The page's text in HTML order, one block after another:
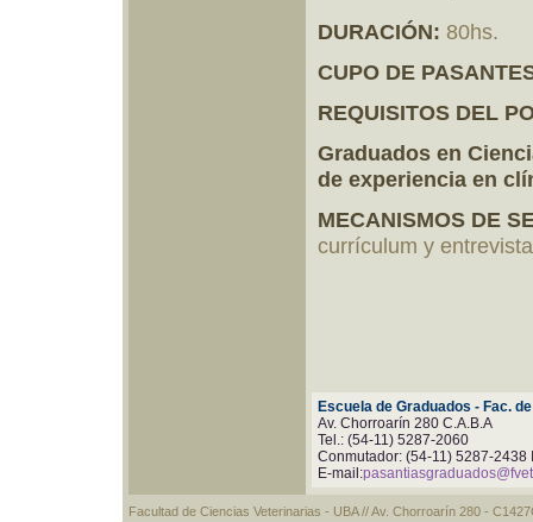
DURACIÓN: 80hs.
CUPO DE
REQUISITOS DEL
Graduados en
de experiencia en
MECANISMOS DE
currículum y
Escuela de Graduados - Fac.
Av. Chorroarín 280 C.A.B.A
Tel.: (54-11) 5287-2060
Conmutador: (54-11) 5287-2438
E-mail:
Facultad de Ciencias Veterinarias - UBA // Av. Chorroarín 280 -